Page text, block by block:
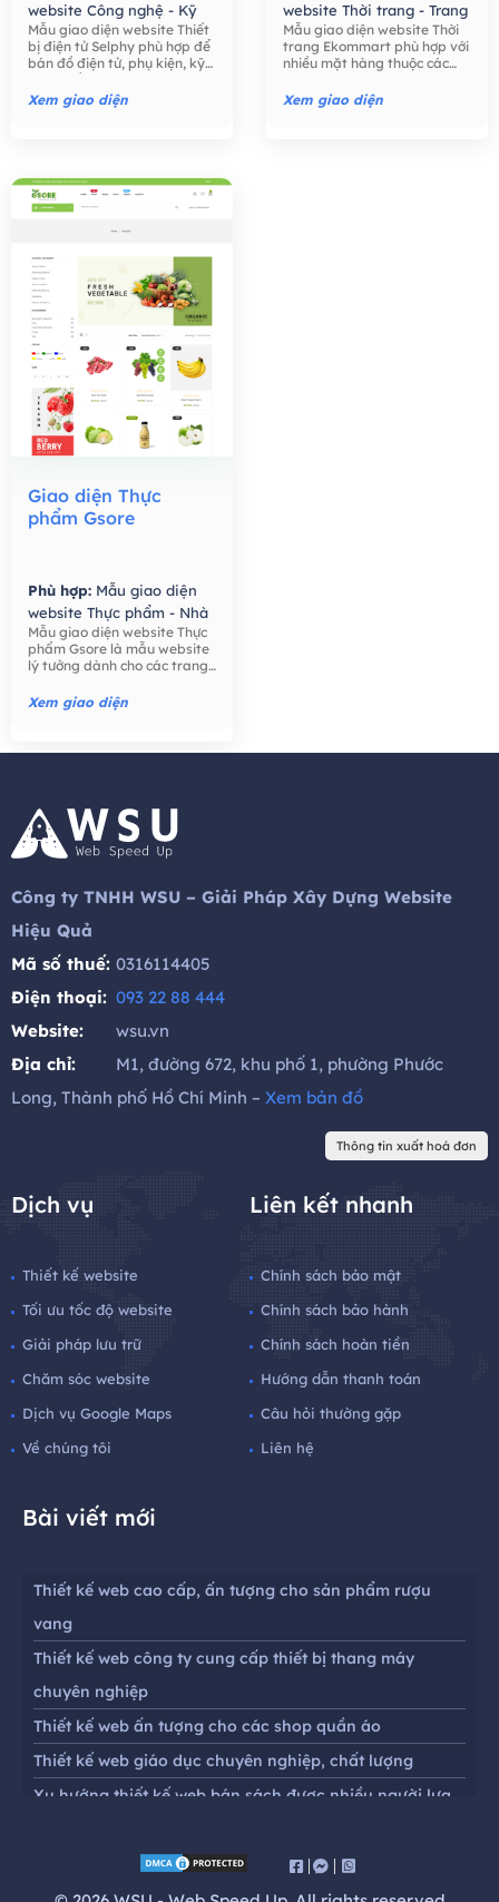
website Công nghệ - Kỹ
thuật số,Mẫu giao diện
website Bán hàng -
Thương mại điện tử,
Mẫu giao diện website Thiết
bị điện tử Selphy phù hợp để
bán đồ điện tử, phụ kiện, kỹ
tính, máy ảnh, các phụ kiện
điện tử,….
Xem giao diện
website Thời trang - Trang
Sức,Mẫu giao diện
website Bán hàng -
Thương mại điện tử,
Mẫu giao diện website Thời
trang Ekommart phù hợp với
nhiều mặt hàng thuộc các
thực phẩm, công nghệ, đồ
chơi trẻ em, đồng hồ, …
Xem giao diện
Giao diện Thực
phẩm Gsore
Phù hợp: Mẫu giao diện
website Thực phẩm - Nhà
Hàng,Mẫu giao diện
website Bán hàng -
Thương mại điện tử,
Mẫu giao diện website Thực
phẩm Gsore là mẫu website
lý tưởng dành cho các trang
phẩm, công ty thực phẩm,
thực phẩm hữu cơ, nước ép
trái cây, ..
Xem giao diện
Công ty TNHH WSU – Giải Pháp Xây Dựng Website
Hiệu Quả
Mã số thuế: 0316114405
Điện thoại: 093 22 88 444
Website:
wsu.vn
Địa chỉ:
M1, đường 672, khu phố 1, phường Phước
Long, Thành phố Hồ Chí Minh – Xem bản đồ
Thông tin xuất hoá đơn
Dịch vụ
Thiết kế website
Tối ưu tốc độ website
Giải pháp lưu trữ
Chăm sóc website
Dịch vụ Google Maps
Về chúng tôi
Liên kết nhanh
Chính sách bảo mật
Chính sách bảo hành
Chính sách hoàn tiền
Hướng dẫn thanh toán
Câu hỏi thường gặp
Liên hệ
Bài viết mới
Thiết kế web cao cấp, ấn tượng cho sản phẩm rượu
vang
Thiết kế web công ty cung cấp thiết bị thang máy
chuyên nghiệp
Thiết kế web ấn tượng cho các shop quần áo
Thiết kế web giáo dục chuyên nghiệp, chất lượng
Xu hướng thiết kế web bán sách được nhiều người lựa
Thiết kế website chuyên nghiệp chuẩn seo cho cửa
hàng mắt kính